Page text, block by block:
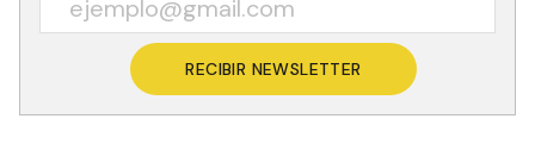
RECIBIR NEWSLETTER